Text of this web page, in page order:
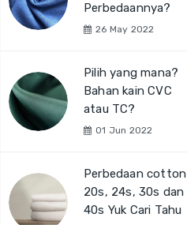
Perbedaannya?
26 May 2022
Pilih yang mana?
Bahan kain CVC
atau TC?
01 Jun 2022
Perbedaan cotton
20s, 24s, 30s dan
40s Yuk Cari Tahu